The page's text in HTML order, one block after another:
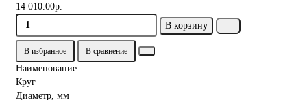
14 010.00р.
В корзину
В избранное В сравнение
Наименование
Круг
Диаметр, мм